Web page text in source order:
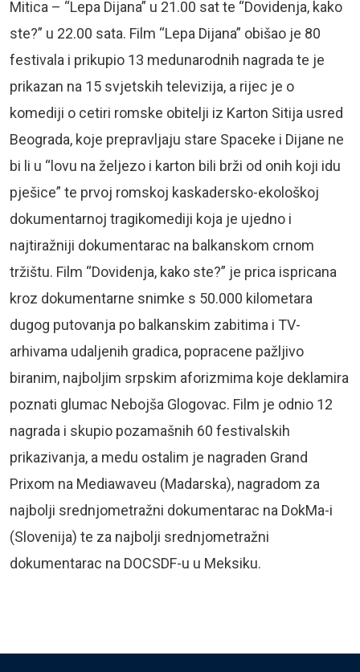
Mitica – “Lepa Dijana” u 21.00 sat te “Dovidenja, kako
ste?” u 22.00 sata. Film “Lepa Dijana” obišao je 80
festivala i prikupio 13 medunarodnih nagrada te je
prikazan na 15 svjetskih televizija, a rijec je o
komediji o cetiri romske obitelji iz Karton Sitija usred
Beograda, koje prepravljaju stare Spaceke i Dijane ne
bi li u “lovu na željezo i karton bili brži od onih koji idu
pješice” te prvoj romskoj kaskadersko-ekološkoj
dokumentarnoj tragikomediji koja je ujedno i
najtiražniji dokumentarac na balkanskom crnom
tržištu. Film “Dovidenja, kako ste?” je prica ispricana
kroz dokumentarne snimke s 50.000 kilometara
dugog putovanja po balkanskim zabitima i TV-
arhivama udaljenih gradica, popracene pažljivo
biranim, najboljim srpskim aforizmima koje deklamira
poznati glumac Nebojša Glogovac. Film je odnio 12
nagrada i skupio pozamašnih 60 festivalskih
prikazivanja, a medu ostalim je nagraden Grand
Prixom na Mediawaveu (Madarska), nagradom za
najbolji srednjometražni dokumentarac na DokMa-i
(Slovenija) te za najbolji srednjometražni
dokumentarac na DOCSDF-u u Meksiku.